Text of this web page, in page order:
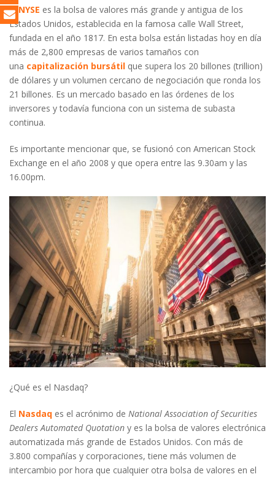
ElNYSE es la bolsa de valores más grande y antigua de los
Estados Unidos, establecida en la famosa calle Wall Street,
fundada en el año 1817. En esta bolsa están listadas hoy en día
más de 2,800 empresas de varios tamaños con
una capitalización bursátil que supera los 20 billones (trillion)
de dólares y un volumen cercano de negociación que ronda los
21 billones. Es un mercado basado en las órdenes de los
inversores y todavía funciona con un sistema de subasta
continua.
Es importante mencionar que, se fusionó con American Stock
Exchange en el año 2008 y que opera entre las 9.30am y las
16.00pm.
¿Qué es el Nasdaq?
El Nasdaq es el acrónimo de National Association of Securities
Dealers Automated Quotation y es la bolsa de valores electrónica
automatizada más grande de Estados Unidos. Con más de
3.800 compañías y corporaciones, tiene más volumen de
intercambio por hora que cualquier otra bolsa de valores en el